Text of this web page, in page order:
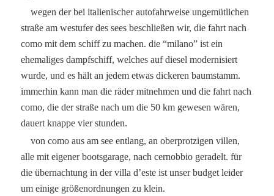
wegen der bei italienischer autofahrweise ungemütlichen
straße am westufer des sees beschließen wir, die fahrt nach
como mit dem schiff zu machen. die “milano” ist ein
ehemaliges dampfschiff, welches auf diesel modernisiert
wurde, und es hält an jedem etwas dickeren baumstamm.
immerhin kann man die räder mitnehmen und die fahrt nach
como, die der straße nach um die 50 km gewesen wären,
dauert knappe vier stunden.
von como aus am see entlang, an oberprotzigen villen,
alle mit eigener bootsgarage, nach cernobbio geradelt. für
die übernachtung in der villa d’este ist unser budget leider
um einige größenordnungen zu klein.